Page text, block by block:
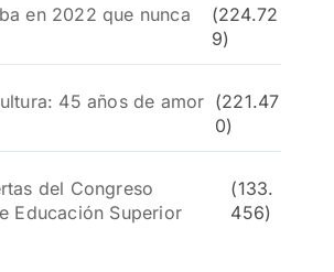
en 2022 que nunca
(224.72
9)
45 años de amor (221.47
0)
del Congreso
Educación Superior
(133.
456)